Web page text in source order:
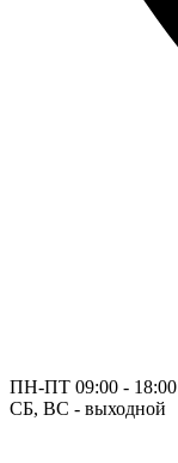
ПН-ПТ 09:00 - 18:00
СБ, ВС - выходной